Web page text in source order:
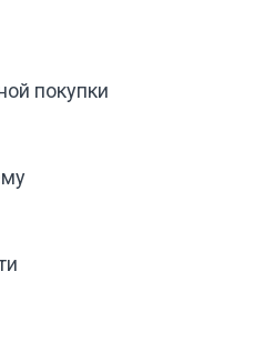
покупки